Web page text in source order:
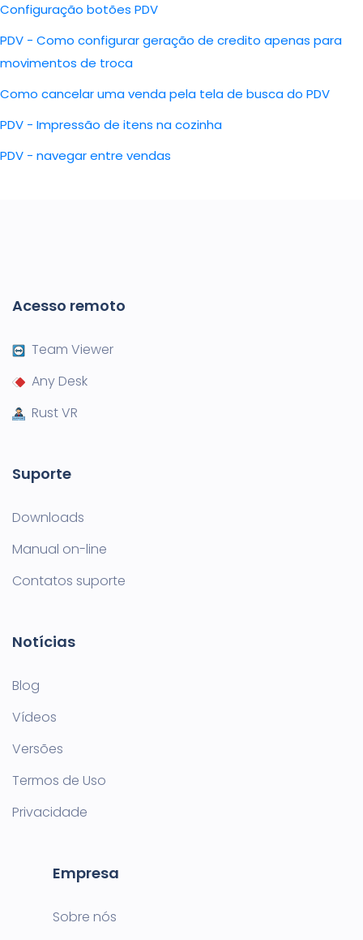
Configuração botões PDV
PDV - Como configurar geração de credito apenas para
movimentos de troca
Como cancelar uma venda pela tela de busca do PDV
PDV - Impressão de itens na cozinha
PDV - navegar entre vendas
Acesso remoto
Team Viewer
Any Desk
Rust VR
Suporte
Downloads
Manual on-line
Contatos suporte
Notícias
Blog
Vídeos
Versões
Termos de Uso
Privacidade
Empresa
Sobre nós